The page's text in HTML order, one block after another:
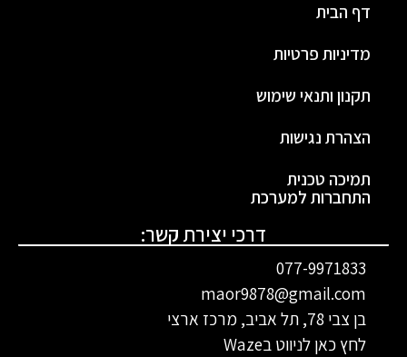
דף הבית
מדיניות פרטיות
תקנון ותנאי שימוש
הצהרת נגישות
תמיכה טכנית
התחברות למערכת
דרכי יצירת קשר:
077-9971833
maor9878@gmail.com
בן צבי 78
, תל אביב, מרכז ארצי
לחץ כאן לניווט בWaze